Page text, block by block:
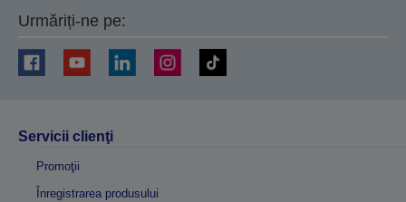
Urmăriți-ne pe:
Servicii clienţi
Promoţii
Înregistrarea produsului